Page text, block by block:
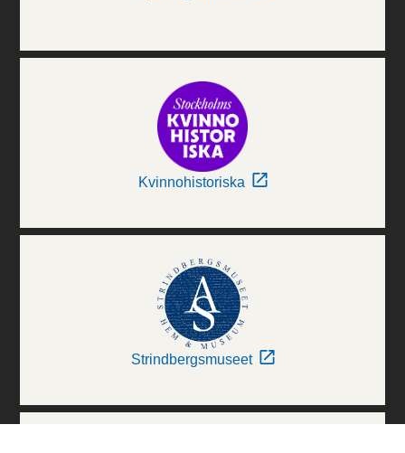
Kvinnohistoriska
Strindbergsmuseet